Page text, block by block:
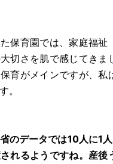
保育園では、家庭福祉
切さを肌で感じてきま
育がメインですが、私
。
データでは10人に1
れるようですね。産後